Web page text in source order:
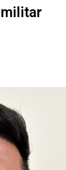
militar